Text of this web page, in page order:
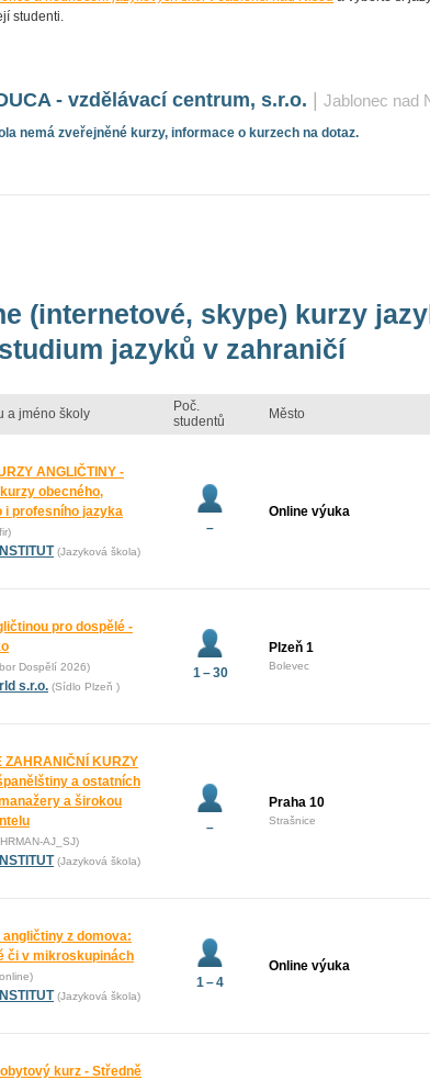
studenti.
- vzdělávací centrum, s.r.o. Jablonec nad
nemá zveřejněné kurzy, informace o kurzech na dotaz.
(internetové, skype) kurzy
jazyků v zahraničí
a jméno školy
Poč.
studentů
Město
ANGLIČTINY -
obecného,
i profesního jazyka
(Jazyková škola)
–
Online výuka
pro dospělé -
Dospělí 2026)
s.r.o. (Sídlo Plzeň )
1 – 30
Plzeň 1
Bolevec
ZAHRANIČNÍ KURZY
a ostatních
a širokou
AJ_SJ)
(Jazyková škola)
–
Praha 10
Strašnice
angličtiny z domova:
či v mikroskupinách
(Jazyková škola)
1 – 4
Online výuka
kurz - Středně